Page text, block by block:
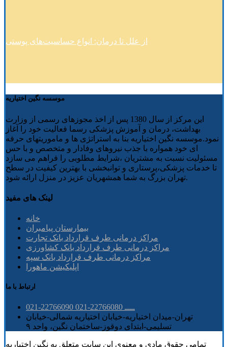
از علل تا درمان: انواع حساسیت‌های پوستی
موسسه نگین اختیاریه
این مرکز از سال 1380 پس از اخذ مجوزهای رسمی از وزارت
بهداشت، درمان و آموزش پزشکی رسما فعالیت خود را آغاز
نمود.موسسه نگین اختیاریه بنا به استراتژی ها و ماموریتهای حرفه
ای خود همواره با جذب نیروهای وفادار و متخصص و با حس
مسئولیت نسبت به مشتریان ،شرایط مطلوبی را فراهم می سازد
تا خدمات پزشکی،پرستاری و توانبخشی با بهترین کیفیت در سطح
تهران بزرگ به شما همشهریان عزیز در منزل ارائه شود.
لینک های مفید
خانه
بیمارستان پیامبران
مراکز درمانی طرف قرارداد بانک تجارت
مراکز درمانی طرف قرارداد بانک کشاورزی
مراکز درمانی طرف قرارداد بانک سپه
اپلیکیشن ماهورا
ارتباط با ما
021-22766090 ــــ 22766080-021
تهران-میدان اختیاریه-خیابان اختیاریه شمالی-خیابان
تسلیمی-ابتدای دوقوز-ساختمان نگین، واحد ۹
تمامی حقوق مادی و معنوی این سایت متعلق به نگین اختیاریه